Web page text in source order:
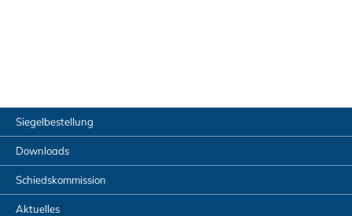
Siegelbestellung
Downloads
Schiedskommission
Aktuelles